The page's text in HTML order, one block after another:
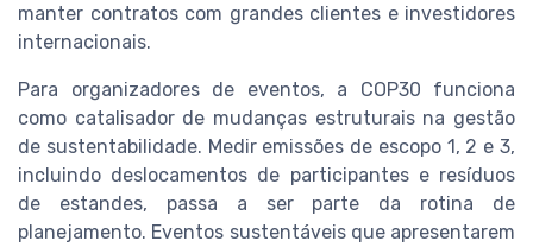
manter contratos com grandes clientes e investidores
internacionais.
Para organizadores de eventos, a COP30 funciona
como catalisador de mudanças estruturais na gestão
de sustentabilidade. Medir emissões de escopo 1, 2 e 3,
incluindo deslocamentos de participantes e resíduos
de estandes, passa a ser parte da rotina de
planejamento. Eventos sustentáveis que apresentarem